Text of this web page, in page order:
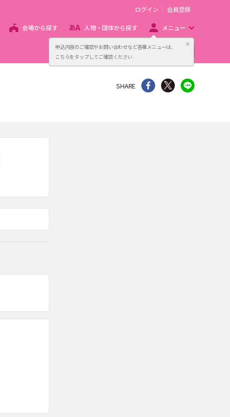
申込内容のご確認やお問い合わせなど各種メニューは、
こちらをタップしてご確認ください
閉じる
ログイン 会員登録
会場から探す 人物・団体から探す メニュー
主催者向け販売サービス
SHARE シェア Twitter